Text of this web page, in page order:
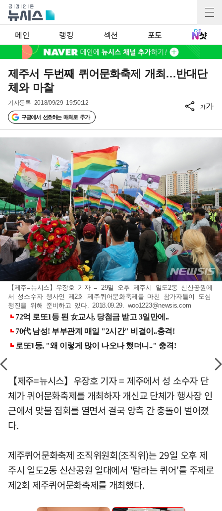
메인 랭킹 섹션 포토
제주서 두번째 퀴어문화축제 개최…반대단
체와 마찰
기사등록 2018/09/29 19:50:12
구글에서 선호하는 매체로 추가
가가
【제주=뉴시스】우장호 기자 = 29일 오후 제주시 일도2동 신산공원에
서 성소수자 행사인 제2회 제주퀴어문화축제를 마친 참가자들이 도심
행진을 위해 준비하고 있다. 2018.09.29. woo1223@newsis.com
【제주=뉴시스】우장호 기자 = 제주에서 성 소수자 단
체가 퀴어문화축제를 개최하자 개신교 단체가 행사장 인
근에서 맞불 집회를 열면서 결국 양측 간 충돌이 벌어졌
다.
제주퀴어문화축제 조직위원회(조직위)는 29일 오후 제
주시 일도2동 신산공원 일대에서 '탐라는 퀴어'를 주제로
제2회 제주퀴어문화축제를 개최했다.